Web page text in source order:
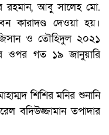
রহমান, আবু সালেহ মো.
কারাদণ্ড দেওয়া হয়।
ও তৌহিদুল ২০২১
ওপর গত ১৯ জানুয়ারি
শিশির মনির শুনানি
বদিউজ্জামান তপাদার